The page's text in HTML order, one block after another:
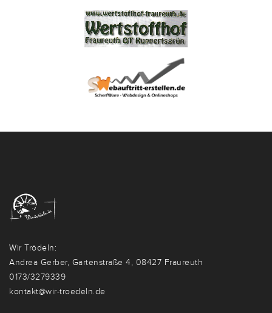
Wir Trödeln:
Andrea Gerber, Gartenstraße 4, 08427 Fraureuth
0173/3279339
kontakt@wir-troedeln.de